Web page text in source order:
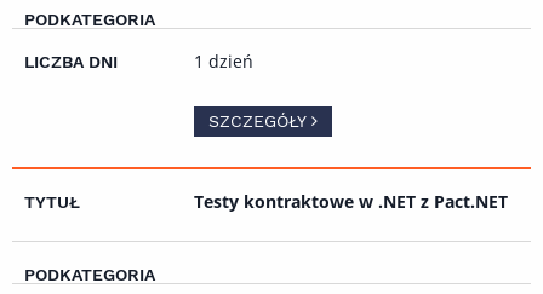
1 dzień
SZCZEGÓŁY
Testy kontraktowe w .NET z Pact.NET